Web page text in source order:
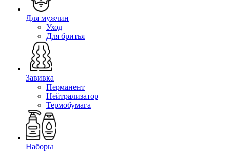
Для мужчин
Уход
Для бритья
Завивка
Перманент
Нейтрализатор
Термобумага
Наборы